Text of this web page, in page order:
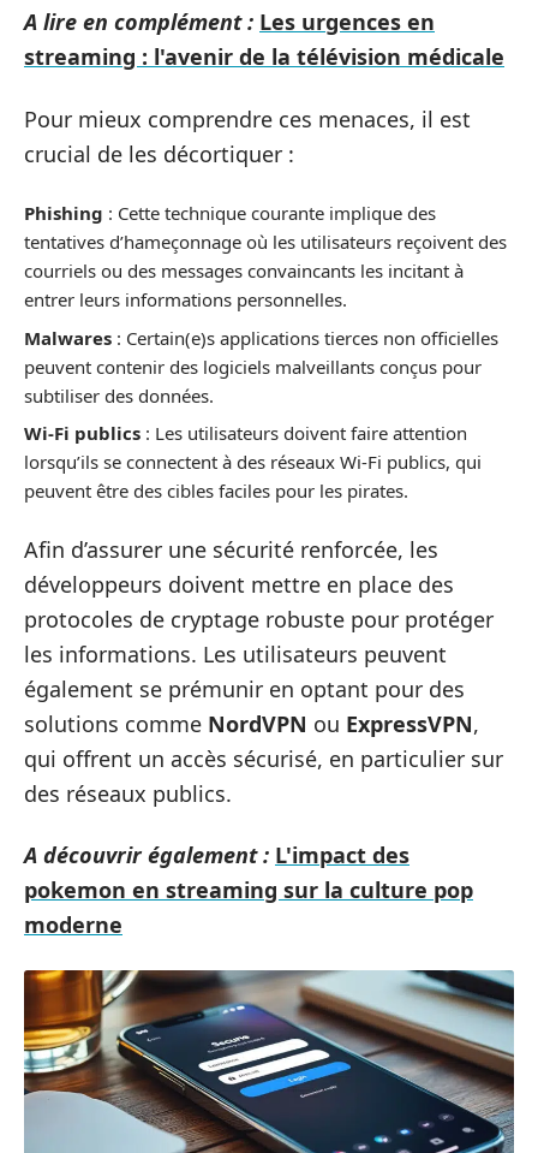
A lire en complément : Les urgences en
streaming : l'avenir de la télévision médicale
Pour mieux comprendre ces menaces, il est
crucial de les décortiquer :
Phishing : Cette technique courante implique des
tentatives d’hameçonnage où les utilisateurs reçoivent des
courriels ou des messages convaincants les incitant à
entrer leurs informations personnelles.
Malwares : Certain(e)s applications tierces non officielles
peuvent contenir des logiciels malveillants conçus pour
subtiliser des données.
Wi-Fi publics : Les utilisateurs doivent faire attention
lorsqu’ils se connectent à des réseaux Wi-Fi publics, qui
peuvent être des cibles faciles pour les pirates.
Afin d’assurer une sécurité renforcée, les
développeurs doivent mettre en place des
protocoles de cryptage robuste pour protéger
les informations. Les utilisateurs peuvent
également se prémunir en optant pour des
solutions comme NordVPN ou ExpressVPN,
qui offrent un accès sécurisé, en particulier sur
des réseaux publics.
A découvrir également : L'impact des
pokemon en streaming sur la culture pop
moderne